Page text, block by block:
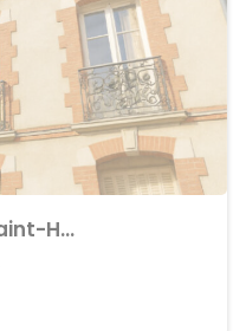
Achat Appartement Saint-Helier